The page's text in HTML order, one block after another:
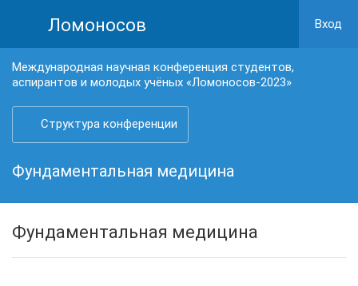
Ломоносов Вход
Международная научная конференция студентов,
аспирантов и молодых учёных «Ломоносов-2023»
Структура конференции
Фундаментальная медицина
Фундаментальная медицина